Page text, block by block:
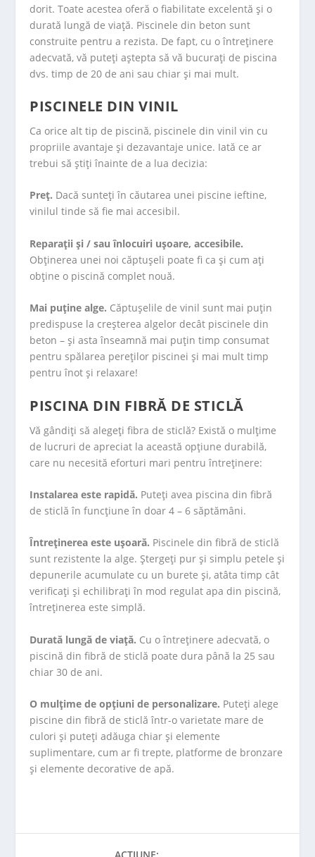
dorit. Toate acestea oferă o fiabilitate excelentă și o
durată lungă de viață. Piscinele din beton sunt
construite pentru a rezista. De fapt, cu o întreținere
adecvată, vă puteți aștepta să vă bucurați de piscina
dvs. timp de 20 de ani sau chiar şi mai mult.
PISCINELE DIN VINIL
Ca orice alt tip de piscină, piscinele din vinil vin cu
propriile avantaje și dezavantaje unice. Iată ce ar
trebui să știți înainte de a lua decizia:
Preț. Dacă sunteți în căutarea unei piscine ieftine,
vinilul tinde să fie mai accesibil.
Reparații și / sau înlocuiri ușoare, accesibile.
Obținerea unei noi căptușeli poate fi ca și cum ați
obține o piscină complet nouă.
Mai puține alge. Căptușelile de vinil sunt mai puțin
predispuse la creșterea algelor decât piscinele din
beton – și asta înseamnă mai puțin timp consumat
pentru spălarea pereților piscinei și mai mult timp
pentru înot și relaxare!
PISCINA DIN FIBRĂ DE STICLĂ
Vă gândiți să alegeţi fibra de sticlă? Există o mulțime
de lucruri de apreciat la această opțiune durabilă,
care nu necesită eforturi mari pentru întreținere:
Instalarea este rapidă. Puteți avea piscina din fibră
de sticlă în funcțiune în doar 4 – 6 săptămâni.
Întreținerea este ușoară. Piscinele din fibră de sticlă
sunt rezistente la alge. Ștergeți pur și simplu petele și
depunerile acumulate cu un burete și, atâta timp cât
verificați și echilibrați în mod regulat apa din piscină,
întreținerea este simplă.
Durată lungă de viață. Cu o întreținere adecvată, o
piscină din fibră de sticlă poate dura până la 25 sau
chiar 30 de ani.
O mulțime de opțiuni de personalizare. Puteți alege
piscine din fibră de sticlă într-o varietate mare de
culori și puteți adăuga chiar și elemente
suplimentare, cum ar fi trepte, platforme de bronzare
și elemente decorative de apă.